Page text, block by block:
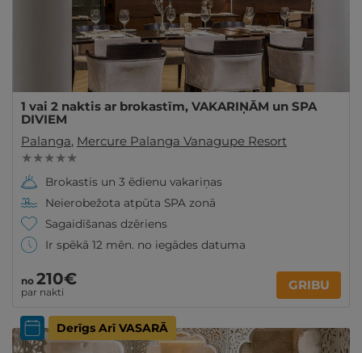
1 vai 2 naktis ar brokastīm, VAKARIŅĀM un SPA
DIVIEM
Palanga, Mercure Palanga Vanagupe Resort
★ ★ ★ ★ ★
Brokastis un 3 ēdienu vakariņas
Neierobežota atpūta SPA zonā
Sagaidīšanas dzēriens
Ir spēkā 12 mēn. no iegādes datuma
no 210€
par nakti GRIBU
Derīgs Arī VASARĀ